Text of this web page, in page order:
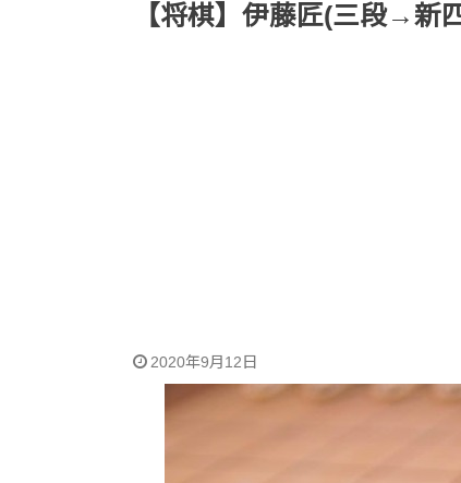
【将棋】伊藤匠(三段→新
2020年9月12日